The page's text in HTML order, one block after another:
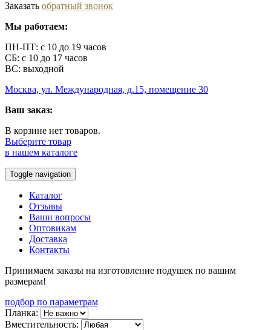
Заказать обратный звонок
Мы работаем:
ПН-ПТ: с 10 до 19 часов
СБ: с 10 до 17 часов
ВС: выходной
Москва, ул. Международная, д.15, помещение 30
Ваш заказ:
В корзине нет товаров.
Выберите товар
в нашем каталоге
Toggle navigation
Каталог
Отзывы
Ваши вопросы
Оптовикам
Доставка
Контакты
Принимаем заказы на изготовление подушек по вашим
размерам!
подбор по параметрам
Планка:
Вместительность: